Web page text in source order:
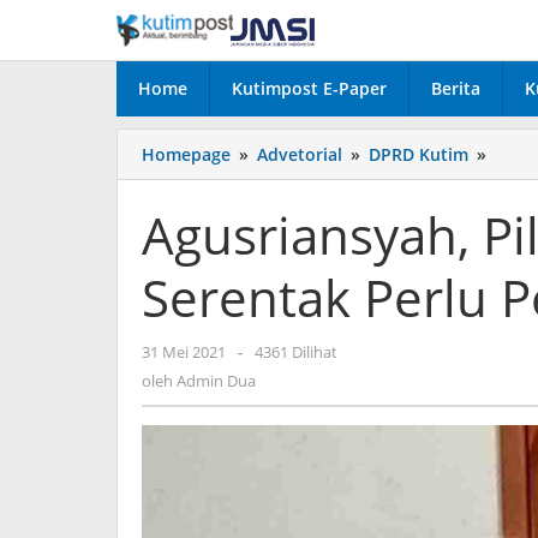
konten
Home Kutimpost E-Paper Berita
Homepage » Advetorial » DPRD Kutim »
Desa
Perlu
Agusriansyah,
Serentak Perlu
31 Mei 2021
oleh
Admin
- 4361 Dilihat
oleh Admin Dua